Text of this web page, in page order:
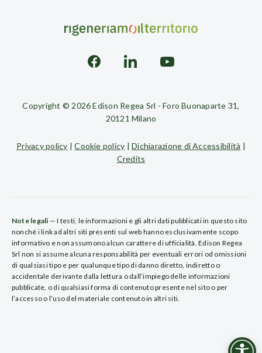
Copyright © 2026 Edison Regea Srl - Foro Buonaparte 31,
20121 Milano
Privacy policy |Cookie policy |Dichiarazione di Accessibilità |
Credits
Note legali — I testi, le informazioni e gli altri dati pubblicati in questo sito
nonché i link ad altri siti presenti sul web hanno esclusivamente scopo
informativo e non assumono alcun carattere di ufficialità. Edison Regea
Srl non si assume alcuna responsabilità per eventuali errori od omissioni
di qualsiasi tipo e per qualunque tipo di danno diretto, indiretto o
accidentale derivante dalla lettura o dall’impiego delle informazioni
pubblicate, o di qualsiasi forma di contenuto presente nel sito o per
l’accesso o l’uso del materiale contenuto in altri siti.